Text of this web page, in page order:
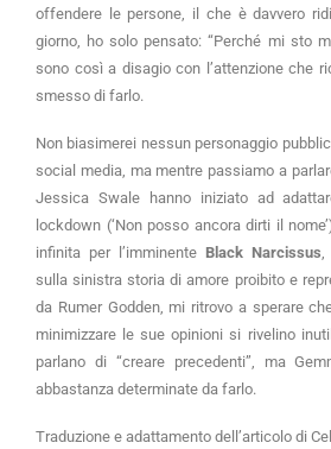
offendere le persone, il che è davvero
giorno, ho solo pensato: “Perché mi sto
sono così a disagio con l’attenzione che
smesso di farlo.
Non biasimerei nessun personaggio
social media, ma mentre passiamo a
Jessica Swale hanno iniziato ad
lockdown (‘Non posso ancora dirti il
infinita per l’imminente Black Narcissus,
sulla sinistra storia di amore proibito e
da Rumer Godden, mi ritrovo a sperare
minimizzare le sue opinioni si rivelino
parlano di “creare precedenti”, ma
abbastanza determinate da farlo.
Traduzione e adattamento dell’articolo di